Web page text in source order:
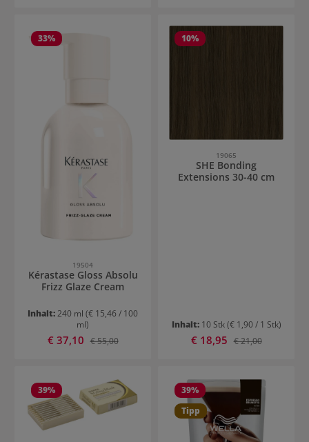
33%
19504
Kérastase Gloss Absolu
Frizz Glaze Cream
Inhalt:240 ml (€ 15,46 / 100
ml)
Verkaufspreis:
€ 37,10 Regulärer Preis:
€ 55,00
10%
19065
SHE Bonding
Extensions 30-40 cm
Inhalt: 10 Stk(€ 1,90 / 1 Stk)
Verkaufspreis:
€ 18,95 Regulärer Preis:
€ 21,00
39% 39%
Tipp